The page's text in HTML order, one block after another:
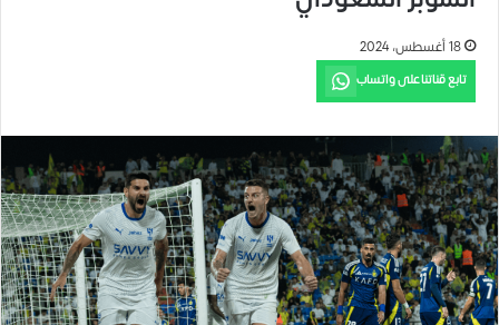
18 أغسطس، 2024
تابع قناتنا على واتساب